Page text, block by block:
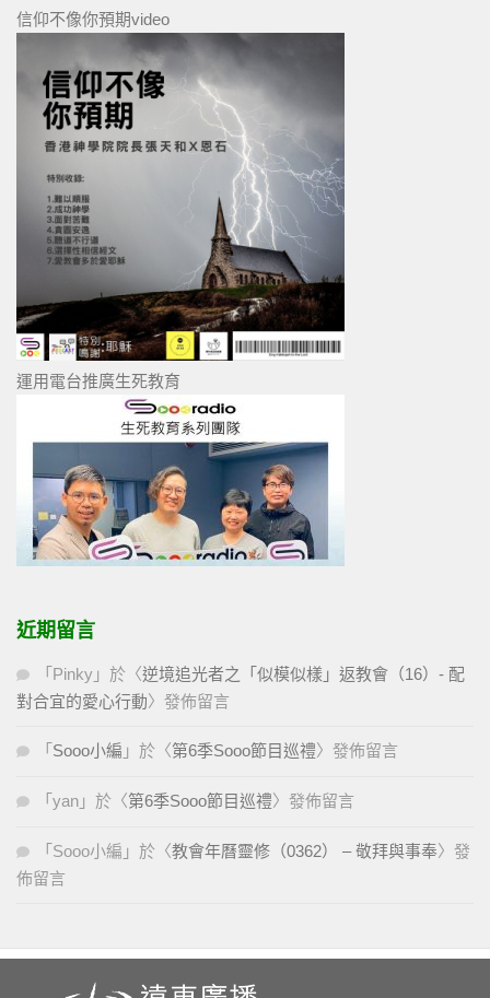
信仰不像你預期video
運用電台推廣生死教育
近期留言
「 Pinky 」於〈逆境追光者之「似模似樣」返教會（16）- 配
對合宜的愛心行動〉發佈留言
「 Sooo小編 」於〈第6季Sooo節目巡禮〉發佈留言
「 yan 」於〈第6季Sooo節目巡禮〉發佈留言
「 Sooo小編 」於〈教會年曆靈修（0362） – 敬拜與事奉〉發
佈留言